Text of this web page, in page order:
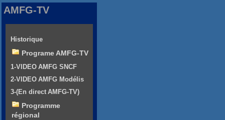
AMFG-TV
Historique
Programe AMFG-TV
1-VIDEO AMFG SNCF
2-VIDEO AMFG Modélis
3-(En direct AMFG-TV)
Programme
régional